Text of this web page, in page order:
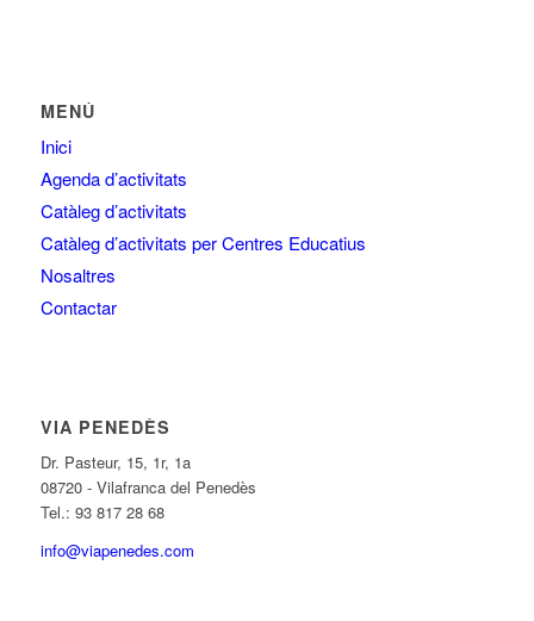
MENÚ
Inici
Agenda d’activitats
Catàleg d’activitats
Catàleg d’activitats per Centres Educatius
Nosaltres
Contactar
VIA PENEDÈS
Dr. Pasteur, 15, 1r, 1a
08720 - Vilafranca del Penedès
Tel.: 93 817 28 68
info@viapenedes.com